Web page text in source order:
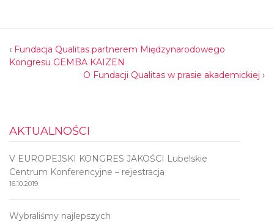
‹ Fundacja Qualitas partnerem Międzynarodowego
Kongresu GEMBA KAIZEN
O Fundacji Qualitas w prasie akademickiej ›
AKTUALNOŚCI
V EUROPEJSKI KONGRES JAKOŚCI Lubelskie
Centrum Konferencyjne – rejestracja
16.10.2019
Wybraliśmy najlepszych